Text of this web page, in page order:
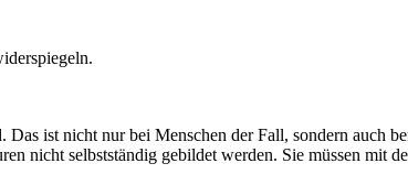
ist nicht nur bei Menschen der Fall, sondern auch
nicht selbstständig gebildet werden. Sie müssen mit